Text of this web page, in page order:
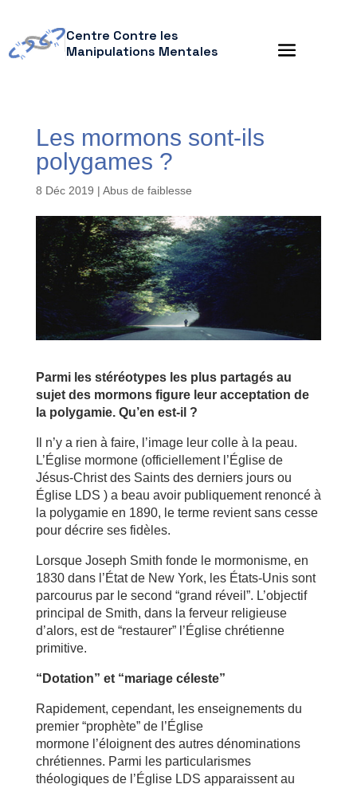
Centre Contre les
Manipulations Mentales
Les mormons sont-ils
polygames ?
8 Déc 2019 | Abus de faiblesse
Parmi les stéréotypes les plus partagés au
sujet des mormons figure leur acceptation de
la polygamie. Qu’en est-il ?
Il n’y a rien à faire, l’image leur colle à la peau.
L’Église mormone (officiellement l’Église de
Jésus-Christ des Saints des derniers jours ou
Église LDS ) a beau avoir publiquement renoncé à
la polygamie en 1890, le terme revient sans cesse
pour décrire ses fidèles.
Lorsque Joseph Smith fonde le mormonisme, en
1830 dans l’État de New York, les États-Unis sont
parcourus par le second “grand réveil”. L’objectif
principal de Smith, dans la ferveur religieuse
d’alors, est de “restaurer” l’Église chrétienne
primitive.
“Dotation” et “mariage céleste”
Rapidement, cependant, les enseignements du
premier “prophète” de l’Église
mormone l’éloignent des autres dénominations
chrétiennes. Parmi les particularismes
théologiques de l’Église LDS apparaissent au